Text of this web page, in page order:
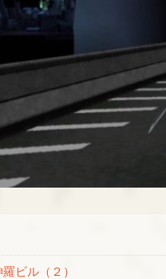
ビル（２）